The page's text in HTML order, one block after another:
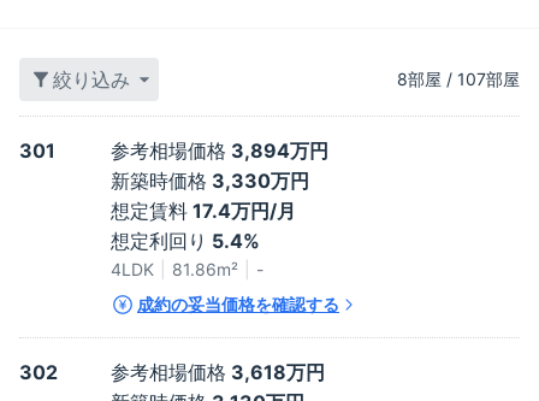
絞り込み 8部屋 / 107部屋
301 参考相場価格 3,894万円
新築時価格 3,330万円
想定賃料 17.4万円/月
想定利回り 5.4%
4LDK 81.86m²
-
成約の妥当価格を確認する
302 参考相場価格 3,618万円